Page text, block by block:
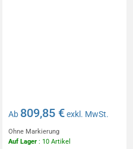
Ab 809,85 €exkl. MwSt.
Ohne Markierung
Auf Lager : 10 Artikel